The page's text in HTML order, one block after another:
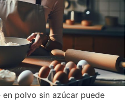
polvo sin azúcar puede